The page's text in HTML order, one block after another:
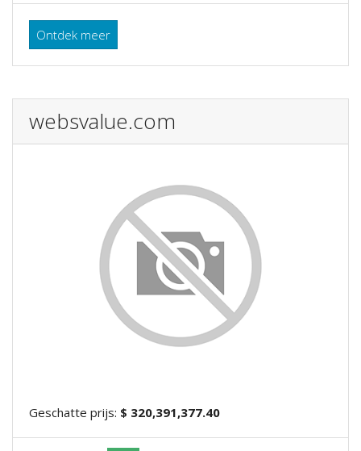
Ontdek meer
websvalue.com
Geschatte prijs: $ 320,391,377.40